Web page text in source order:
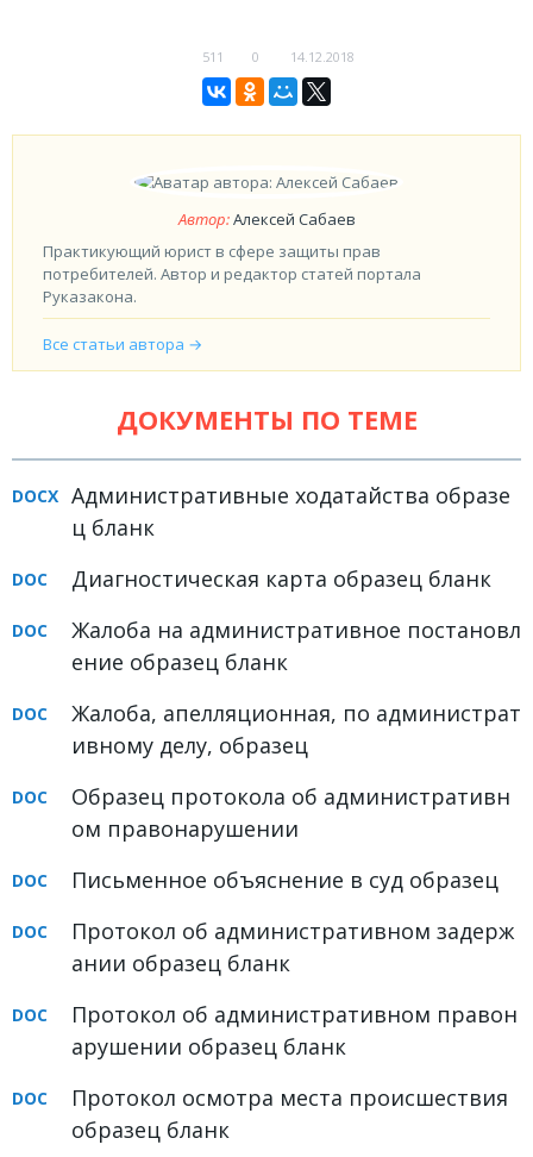
511 0 14.12.2018
Автор:Алексей Сабаев
Практикующий юрист в сфере защиты прав
потребителей. Автор и редактор статей портала
Руказакона.
Все статьи автора →
ДОКУМЕНТЫ ПО ТЕМЕ
Административные ходатайства образе
ц бланк
Диагностическая карта образец бланк
Жалоба на административное постановл
ение образец бланк
Жалоба, апелляционная, по администрат
ивному делу, образец
Образец протокола об административн
ом правонарушении
Письменное объяснение в суд образец
Протокол об административном задерж
ании образец бланк
Протокол об административном правон
арушении образец бланк
Протокол осмотра места происшествия
образец бланк